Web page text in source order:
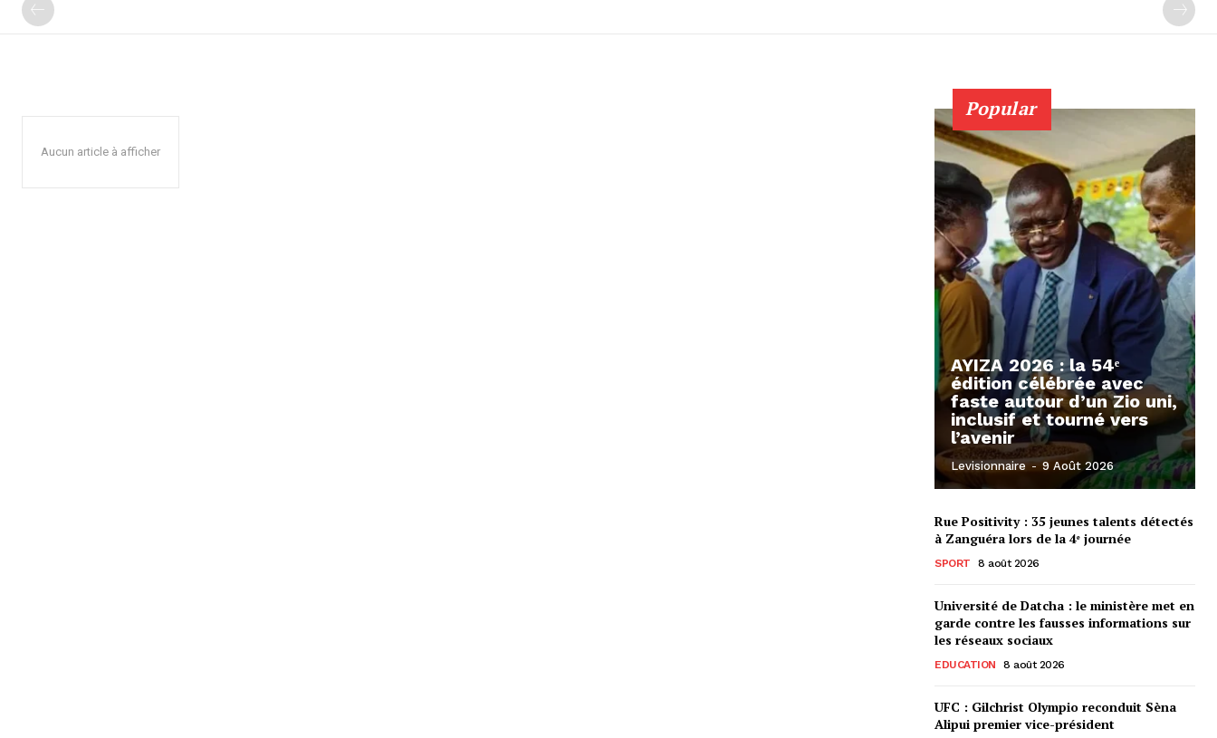
Aucun article à afficher
Popular
AYIZA 2026 : la 54ᵉ
édition célébrée avec
faste autour d’un Zio uni,
inclusif et tourné vers
l’avenir
Levisionnaire - 9 Août 2026
Rue Positivity : 35 jeunes talents détectés
à Zanguéra lors de la 4ᵉ journée
SPORT 8 août 2026
Université de Datcha : le ministère met en
garde contre les fausses informations sur
les réseaux sociaux
EDUCATION 8 août 2026
UFC : Gilchrist Olympio reconduit Sèna
Alipui premier vice-président